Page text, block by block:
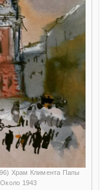
Храм Климента Папы
1943